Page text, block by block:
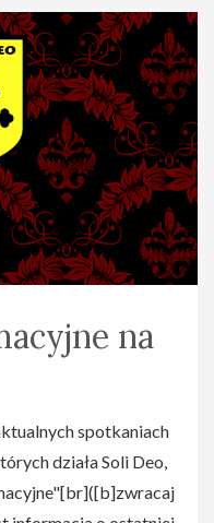
rodzinnym,
dyskoteka[br]
2.00 w nocy.
na
spotkaniach
działa Soli Deo,